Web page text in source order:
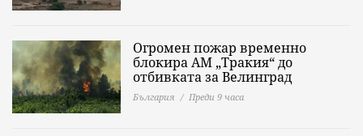
Огромен пожар временно
блокира АМ „Тракия“ до
отбивката за Велинград
България Преди 9 часа